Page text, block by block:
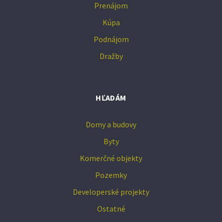
Prenájom
Kúpa
Podnájom
Dražby
HĽADÁM
Domy a budovy
Byty
Komerčné objekty
Pozemky
Developerské projekty
Ostatné